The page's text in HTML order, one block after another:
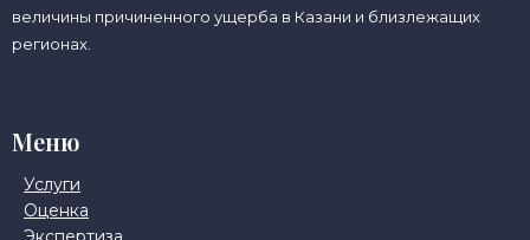
величины причиненного ущерба в Казани и близлежащих
регионах.
Меню
Услуги
Оценка